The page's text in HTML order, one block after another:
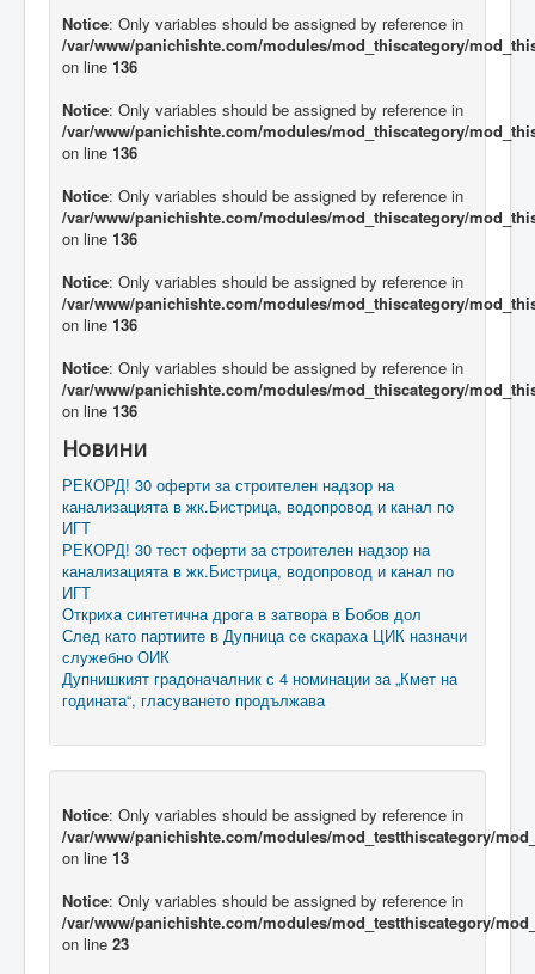
Notice: Only variables should be assigned by reference in
/var/www/panichishte.com/modules/mod_thiscategory/
on line 136
Notice: Only variables should be assigned by reference in
/var/www/panichishte.com/modules/mod_thiscategory/
on line 136
Notice: Only variables should be assigned by reference in
/var/www/panichishte.com/modules/mod_thiscategory/
on line 136
Notice: Only variables should be assigned by reference in
/var/www/panichishte.com/modules/mod_thiscategory/
on line 136
Notice: Only variables should be assigned by reference in
/var/www/panichishte.com/modules/mod_thiscategory/
on line 136
Новини
РЕКОРД! 30 оферти за строителен надзор на
канализацията в жк.Бистрица, водопровод и канал по
ИГТ
РЕКОРД! 30 тест оферти за строителен надзор на
канализацията в жк.Бистрица, водопровод и канал по
ИГТ
Откриха синтетична дрога в затвора в Бобов дол
След като партиите в Дупница се скараха ЦИК назначи
служебно ОИК
Дупнишкият градоначалник с 4 номинации за „Кмет на
годината“, гласуването продължава
Notice: Only variables should be assigned by reference in
/var/www/panichishte.com/modules/mod_testthiscategory/
on line 13
Notice: Only variables should be assigned by reference in
/var/www/panichishte.com/modules/mod_testthiscategory/
on line 23